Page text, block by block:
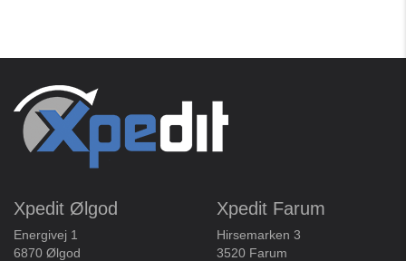
Xpedit Ølgod
Energivej 1
6870 Ølgod
Xpedit Farum
Hirsemarken 3
3520 Farum